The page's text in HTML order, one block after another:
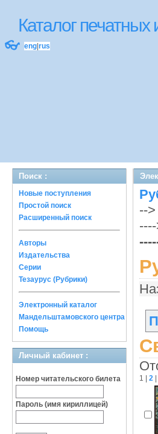
Каталог
👓 eng rus
Поиск :
Новые поступления
Простой поиск
Расширенный поиск
Авторы
Издательства
Серии
Тезаурус (Рубрики)
Электронный каталог
Мандельштамовского центра
Помощь
Личный кабинет :
Номер читательского билета
Пароль (имя кириллицей)
-->
1 2